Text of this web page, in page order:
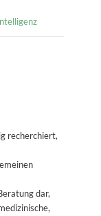
recherchiert,
dar,